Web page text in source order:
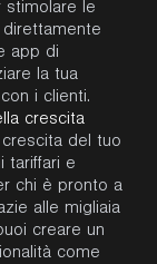
stimolare le
app di
la tua
i clienti.
crescita
del tuo
tariffari e
chi è pronto a
alle migliaia
creare un
come